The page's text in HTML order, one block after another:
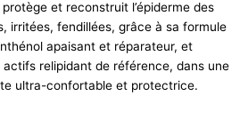
et reconstruit l’épiderme des
irritées, fendillées, grâce à sa formule
apaisant et réparateur, et
actifs relipidant de référence, dans une
ultra-confortable et protectrice.